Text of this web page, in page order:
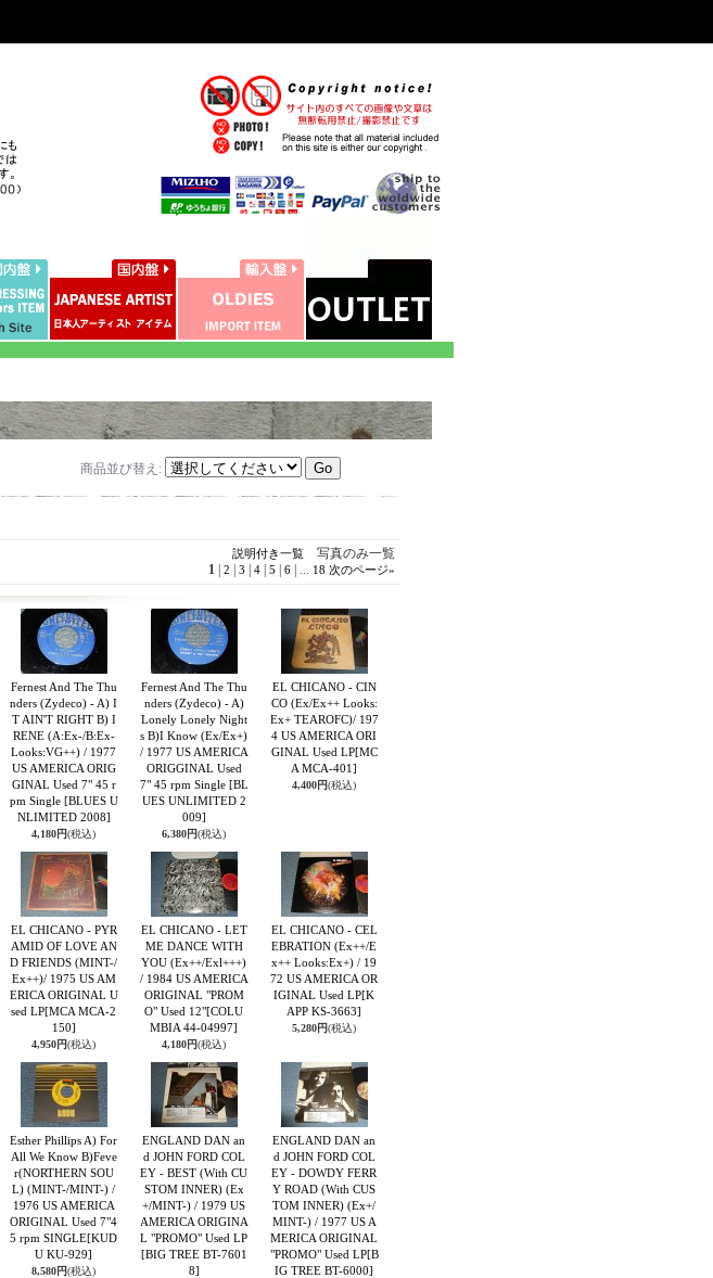
商品並び替え :
説明付き一覧写真のみ一覧
1| 2 3 4| 5 6| ... 18 次のページ»
Fernest And The Thu
nders (Zydeco) - A) I
T AIN'T RIGHT B) I
RENE (A:Ex-/B:Ex-
Looks:VG++) / 1977
US AMERICA ORIG
GINAL Used 7" 45 r
pm Single [BLUES U
NLIMITED 2008]
4,180円(税込)
Fernest And The Thu
nders (Zydeco) - A)
Lonely Lonely Night
s B)I Know (Ex/Ex+)
/ 1977 US AMERICA
ORIGGINAL Used
7" 45 rpm Single [BL
UES UNLIMITED 2
009]
6,380円(税込)
EL CHICANO - CIN
CO (Ex/Ex++ Looks:
Ex+ TEAROFC)/ 197
4 US AMERICA ORI
GINAL Used LP[MC
A MCA-401]
4,400円(税込)
EL CHICANO - PYR
AMID OF LOVE AN
D FRIENDS (MINT-/
Ex++)/ 1975 US AM
ERICA ORIGINAL U
sed LP[MCA MCA-2
150]
4,950円(税込)
EL CHICANO - LET
ME DANCE WITH
YOU (Ex++/Exl+++)
/ 1984 US AMERICA
ORIGINAL "PROM
O" Used 12"[COLU
MBIA 44-04997]
4,180円(税込)
EL CHICANO - CEL
EBRATION (Ex++/E
x++ Looks:Ex+) / 19
72 US AMERICA OR
IGINAL Used LP[K
APP KS-3663]
5,280円(税込)
Esther Phillips A) For
All We Know B)Feve
r(NORTHERN SOU
L) (MINT-/MINT-) /
1976 US AMERICA
ORIGINAL Used 7"4
5 rpm SINGLE[KUD
U KU-929]
8,580円(税込)
ENGLAND DAN an
d JOHN FORD COL
EY - BEST (With CU
STOM INNER) (Ex
+/MINT-) / 1979 US
AMERICA ORIGINA
L "PROMO" Used LP
[BIG TREE BT-7601
8]
ENGLAND DAN an
d JOHN FORD COL
EY - DOWDY FERR
Y ROAD (With CUS
TOM INNER) (Ex+/
MINT-) / 1977 US A
MERICA ORIGINAL
"PROMO" Used LP[B
IG TREE BT-6000]